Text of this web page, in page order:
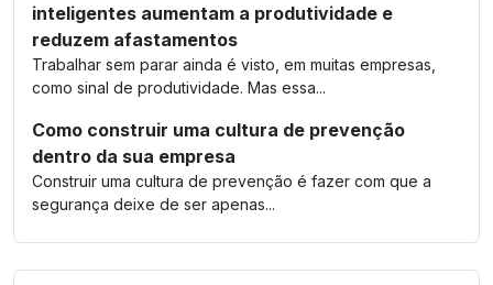
inteligentes aumentam a produtividade e
reduzem afastamentos
Trabalhar sem parar ainda é visto, em muitas empresas,
como sinal de produtividade. Mas essa...
Como construir uma cultura de prevenção
dentro da sua empresa
Construir uma cultura de prevenção é fazer com que a
segurança deixe de ser apenas...